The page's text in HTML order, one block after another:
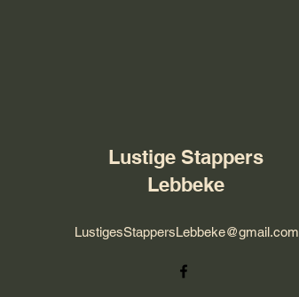
Lustige Stappers
Lebbeke
LustigesStappersLebbeke@gmail.com